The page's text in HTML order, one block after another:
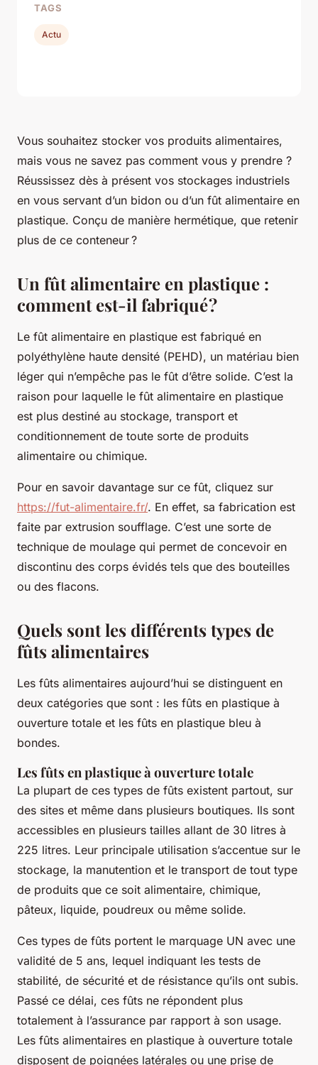
Vous souhaitez stocker vos produits alimentaires,
mais vous ne savez pas comment vous y prendre ?
Réussissez dès à présent vos stockages industriels
en vous servant d’un bidon ou d’un fût alimentaire en
plastique. Conçu de manière hermétique, que retenir
plus de ce conteneur ?
Un fût alimentaire en plastique :
comment est-il fabriqué ?
Le fût alimentaire en plastique est fabriqué en
polyéthylène haute densité (PEHD), un matériau bien
léger qui n’empêche pas le fût d’être solide. C’est la
raison pour laquelle le fût alimentaire en plastique
est plus destiné au stockage, transport et
conditionnement de toute sorte de produits
alimentaire ou chimique.
Pour en savoir davantage sur ce fût, cliquez sur
https://fut-alimentaire.fr/. En effet, sa fabrication est
faite par extrusion soufflage. C’est une sorte de
technique de moulage qui permet de concevoir en
discontinu des corps évidés tels que des bouteilles
ou des flacons.
Quels sont les différents types de
fûts alimentaires
Les fûts alimentaires aujourd’hui se distinguent en
deux catégories que sont : les fûts en plastique à
ouverture totale et les fûts en plastique bleu à
bondes.
Les fûts en plastique à ouverture totale
La plupart de ces types de fûts existent partout, sur
des sites et même dans plusieurs boutiques. Ils sont
accessibles en plusieurs tailles allant de 30 litres à
225 litres. Leur principale utilisation s’accentue sur le
stockage, la manutention et le transport de tout type
de produits que ce soit alimentaire, chimique,
pâteux, liquide, poudreux ou même solide.
Ces types de fûts portent le marquage UN avec une
validité de 5 ans, lequel indiquant les tests de
stabilité, de sécurité et de résistance qu’ils ont subis.
Passé ce délai, ces fûts ne répondent plus
totalement à l’assurance par rapport à son usage.
Les fûts alimentaires en plastique à ouverture totale
disposent de poignées latérales ou une prise de
TAGS
Actu